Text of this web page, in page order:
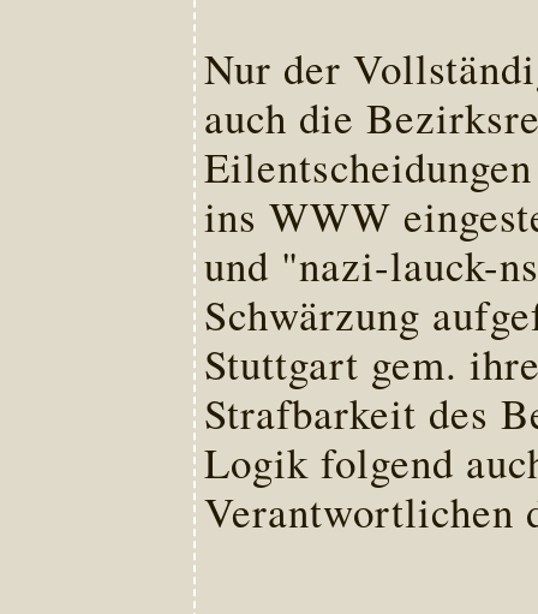
Nur der
auch die
ins WWW
und "nazi-lauck-
Schwärzung
Stuttgart gem.
Strafbarkeit des
Logik folgend
Verantwortlichen